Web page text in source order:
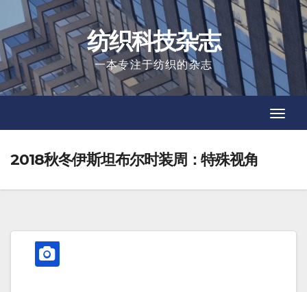
to
content
纺织科技杂志
一本专注于纺织的杂志
2018秋冬伊斯坦布尔时装周：特殊视角